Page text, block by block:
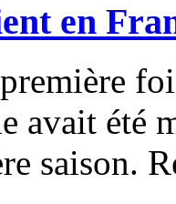
en
avait été
saison.